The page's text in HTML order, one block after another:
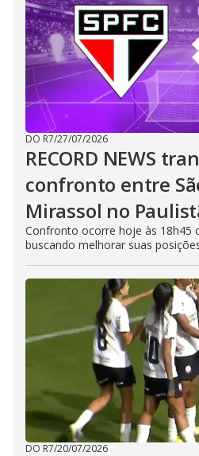
DO R7/27/07/2026
RECORD NEWS
confronto entre
Mirassol no
Confronto ocorre hoje às 18h45
buscando melhorar suas
DO R7/20/07/2026